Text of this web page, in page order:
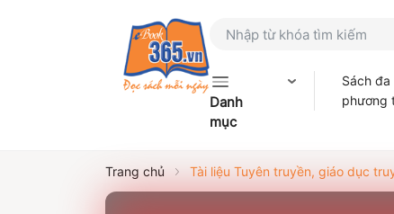
Danh
mục
Sách đa
phương
Trang chủ Tài liệu Tuyên truyền, giáo dục